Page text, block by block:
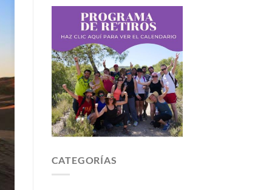
CATEGORÍAS